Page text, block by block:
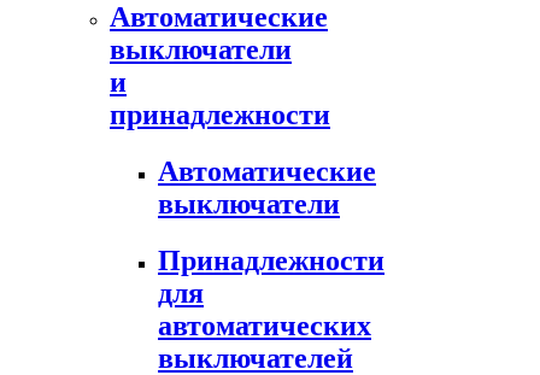
Автоматические
выключатели
и
принадлежности
Автоматические
выключатели
Принадлежности
для
автоматических
выключателей